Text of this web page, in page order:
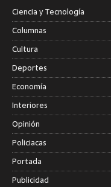
Ciencia y Tecnología
Columnas
Cultura
Deportes
Economía
Interiores
Opinión
Policiacas
Portada
Publicidad